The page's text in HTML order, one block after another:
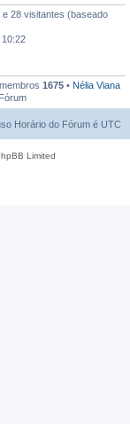
28 visitantes (baseado
1675 • Nélia Viana
Horário do Fórum é UTC
Limited